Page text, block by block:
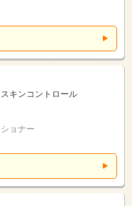
キンコントロール
ョナー